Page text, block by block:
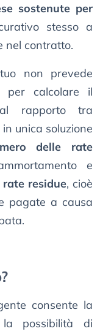
sostenute per
stesso a
nel contratto.
non prevede
per calcolare il
rapporto tra
unica soluzione
delle rate
e
residue, cioè
pagate a causa
consente la
possibilità di